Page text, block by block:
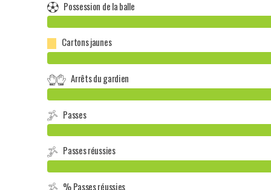
Possession de la balle
Cartons jaunes
Arrêts du gardien
Passes
Passes réussies
% Passes réussies